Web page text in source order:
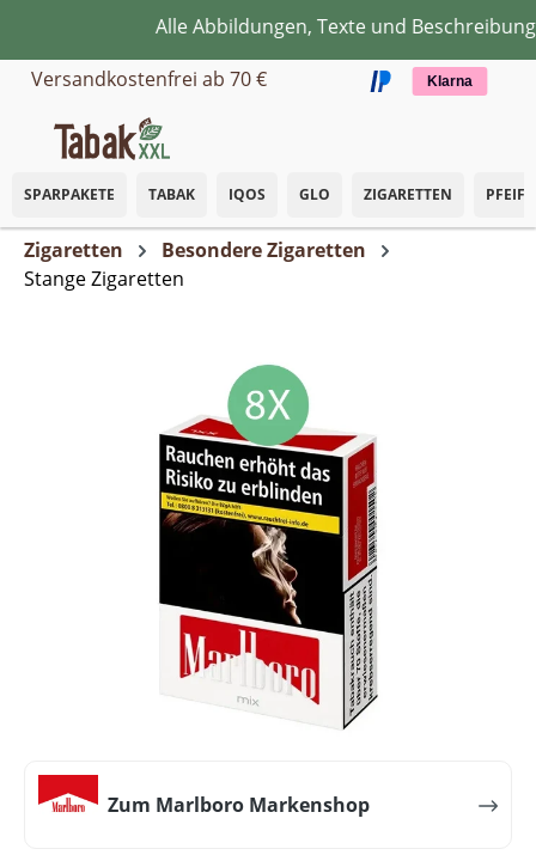
Zum Hauptinhalt springenAlle Abbildungen, Texte und
Versandkostenfrei ab 70 €
Klarna
SPARPAKETE TABAK IQOS GLO ZIGARETTEN
Zigaretten
Besondere Zigaretten
Stange Zigaretten
Zum Marlboro Markenshop